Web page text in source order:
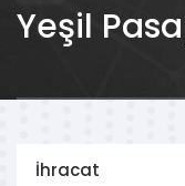
Yeşil
İhracat